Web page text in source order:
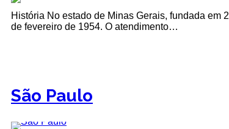
História No estado de Minas Gerais, fundada em 2
de fevereiro de 1954. O atendimento…
São Paulo